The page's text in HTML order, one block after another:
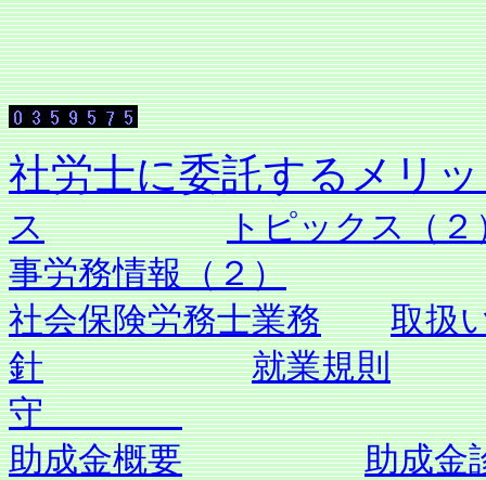
社労士に委託す
ス
トピックス（２
事労務情報（２）
社会保険労務士業務
取扱
針
就業規則
守
助成金概要
助成金